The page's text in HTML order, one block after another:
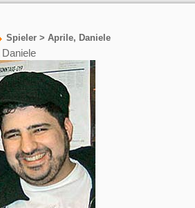
Spieler > Aprile, Daniele